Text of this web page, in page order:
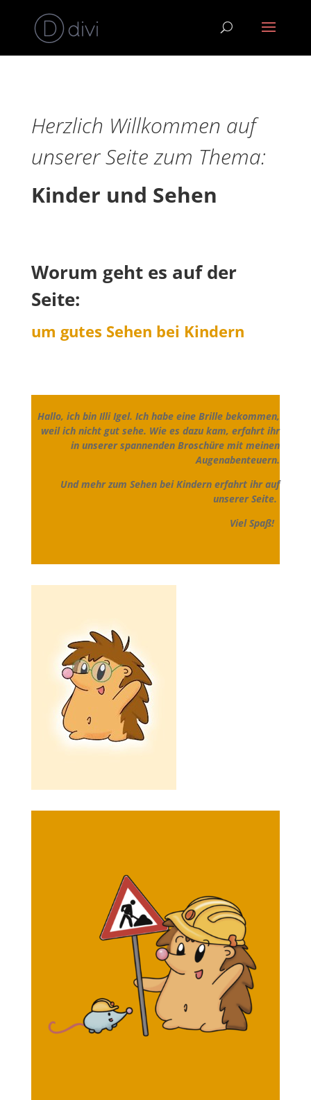
Herzlich Willkommen auf
unserer Seite zum Thema:
Kinder und Sehen
Worum geht es auf der
Seite:
um gutes Sehen bei Kindern
Hallo, ich bin Illi Igel. Ich habe eine Brille bekommen,
weil ich nicht gut sehe. Wie es dazu kam, erfahrt ihr
in unserer spannenden Broschüre mit meinen
Augenabenteuern.
Und mehr zum Sehen bei Kindern erfahrt ihr auf
unserer Seite.
Viel Spaß!